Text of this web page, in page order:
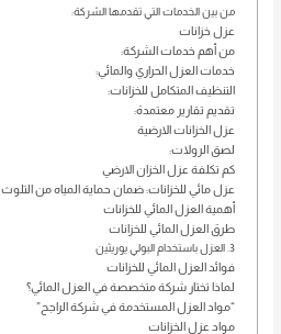
من بين الخدمات التي تقدمها الشركة:
عزل خزانات
من أهم خدمات الشركة:
خدمات العزل الحراري والمائي:
التنظيف المتكامل للخزانات:
تقديم تقارير معتمدة:
عزل الخزانات الارضية
لصق الرولات:
كم تكلفة عزل الخزان الارضي
عزل مائي للخزانات: ضمان حماية المياه من التلوث
أهمية العزل المائي للخزانات
طرق العزل المائي للخزانات
3. العزل باستخدام البولي يوريثين
فوائد العزل المائي للخزانات
لماذا تختار شركة متخصصة في العزل المائي؟
“مواد العزل المستخدمة في شركة الراجح”
مواد عزل الخزانات